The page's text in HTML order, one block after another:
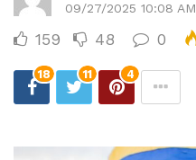
09/27/2025 10:08 AM
159 48 0
18 11 4